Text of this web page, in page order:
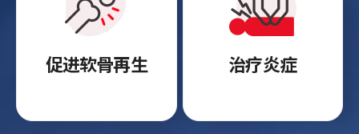
促进软骨再生 治疗炎症